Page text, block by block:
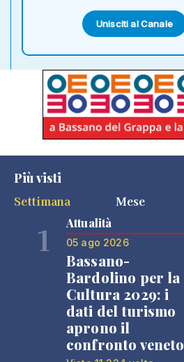
Unisciti al Canale
Più visti
Settimana
Mese
1 Attualità
05 ago 2026
Bassano-
Bardolino per la
Cultura 2029: i
dati del turismo
aprono il
confronto veneto